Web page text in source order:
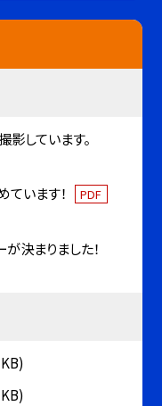
しています。
います！
PDF
決まりました！